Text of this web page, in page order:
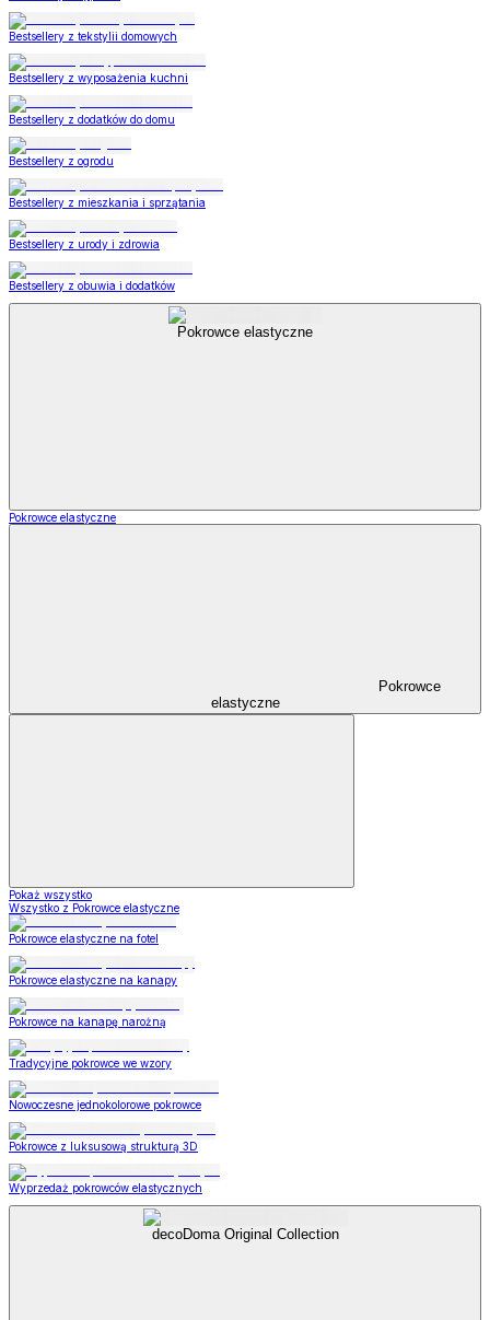
Bestsellery z tekstylii domowych
Bestsellery z wyposażenia kuchni
Bestsellery z dodatków do domu
Bestsellery z ogrodu
Bestsellery z mieszkania i sprzątania
Bestsellery z urody i zdrowia
Bestsellery z obuwia i dodatków
Pokrowce elastyczne
Pokrowce elastyczne
Pokrowce
elastyczne
Pokaż wszystko
Wszystko z Pokrowce elastyczne
Pokrowce elastyczne na fotel
Pokrowce elastyczne na kanapy
Pokrowce na kanapę narożną
Tradycyjne pokrowce we wzory
Nowoczesne jednokolorowe pokrowce
Pokrowce z luksusową strukturą 3D
Wyprzedaż pokrowców elastycznych
decoDoma Original Collection